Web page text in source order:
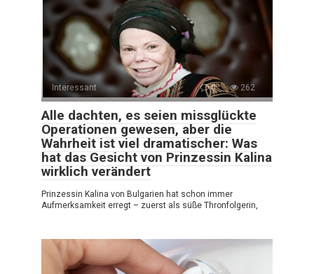
Interessant 0 262
Alle dachten, es seien missglückte
Operationen gewesen, aber die
Wahrheit ist viel dramatischer: Was
hat das Gesicht von Prinzessin Kalina
wirklich verändert
Prinzessin Kalina von Bulgarien hat schon immer
Aufmerksamkeit erregt – zuerst als süße Thronfolgerin,